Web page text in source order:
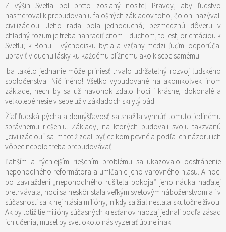
Z výšin Svetla bol preto zoslaný nositeľ Pravdy, aby ľudstvo
nasmeroval k prebudovaniu falošných základov toho, čo oni nazývali
civilizáciou. Jeho rada bola jednoduchá; bezmedznú dôveru v
chladný rozum je treba nahradiť citom – duchom, to jest, orientáciou k
Svetlu; k Bohu – východisku bytia a vzťahy medzi ľuďmi odporúčal
upraviť v duchu lásky ku každému blížnemu ako k sebe samému.
Iba takéto jednanie môže priniesť trvalo udržateľný rozvoj ľudského
spoločenstva. Nič iného! Všetko vybudované na akomkoľvek inom
základe, nech by sa už navonok zdalo hoci i krásne, dokonalé a
veľkolepé nesie v sebe už v základoch skrytý pád.
Žiaľ ľudská pýcha a domýšľavosť sa snažila vyhnúť tomuto jedinému
správnemu riešeniu. Základy, na ktorých budovali svoju takzvanú
„civilizáciou“ sa im totiž zdali byť celkom pevné a podľa ich názoru ich
vôbec nebolo treba prebudovávať.
Ľahším a rýchlejším riešením problému sa ukazovalo odstránenie
nepohodlného reformátora a umlčanie jeho varovného hlasu. A hoci
po zavraždení „nepohodlného rušiteľa pokoja“ jeho náuka naďalej
pretrvávala, hoci sa neskôr stala veľkým svetovým náboženstvom a i v
súčasnosti sa k nej hlásia milióny, nikdy sa žiaľ nestala skutočne živou.
Ak by totiž tie milióny súčasných kresťanov naozaj jednali podľa zásad
ich učenia, musel by svet okolo nás vyzerať úplne inak.